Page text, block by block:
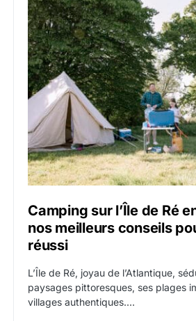
Camping sur l’Île de Ré
nos meilleurs conseils
réussi
L’Île de Ré, joyau de l’Atlantique,
paysages pittoresques, ses plages
villages authentiques.…